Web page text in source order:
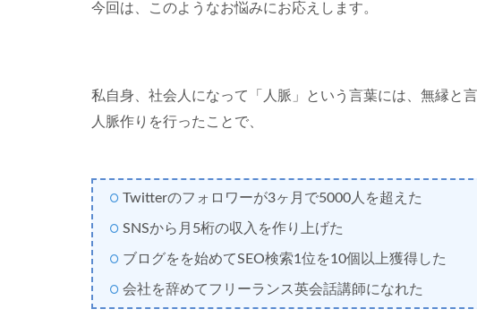
今回は、このようなお悩みにお応えします。
私自身、社会人になって「人脈」という言葉には、無縁と
人脈作りを行ったことで、
Twitterのフォロワーが3ヶ月で5000人を超えた
SNSから月5桁の収入を作り上げた
ブログをを始めてSEO検索1位を10個以上獲得した
会社を辞めてフリーランス英会話講師になれた